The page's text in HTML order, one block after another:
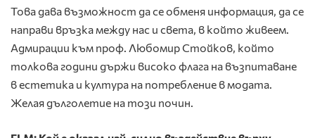
Това дава възможност да се обменя информация, да се
направи връзка между нас и света, в който живеем.
Адмирации към проф. Любомир Стойков, който
толкова години държи високо флага на възпитаване
в естетика и култура на потребление в модата.
Желая дълголетие на този почин.